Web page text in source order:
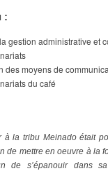
:
gestion administrative et
des moyens de
du café
à la tribu Meinado était
de mettre en oeuvre à la
de s’épanouir dans